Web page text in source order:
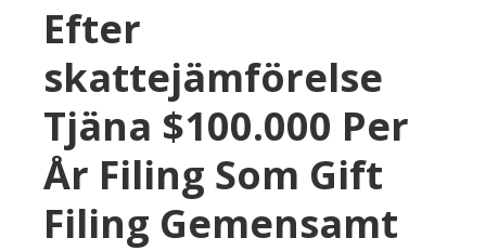
Efter
skattejämförelse
Tjäna $100.000 Per
År Filing Som Gift
Filing Gemensamt